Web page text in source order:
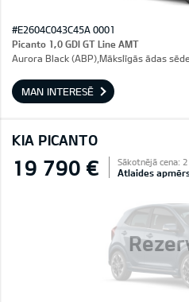
#E2604C043C45A 0001
Picanto 1,0 GDI GT Line AMT
Aurora Black (ABP),Mākslīgās ādas
MAN INTERESĒ
KIA PICANTO
19 790 € Sākotnējā cena:
Atlaides